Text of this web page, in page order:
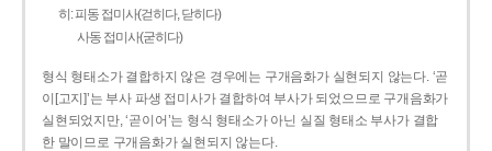
히: 피동 접미사(걷히다, 닫히다)
사동 접미사(굳히다)
형식 형태소가 결합하지 않은 경우에는 구개음화가 실현되지 않는다. ‘곧
이[고지]’는 부사 파생 접미사가 결합하여 부사가 되었으므로 구개음화가
실현되었지만, ‘곧이어’는 형식 형태소가 아닌 실질 형태소 부사가 결합
한 말이므로 구개음화가 실현되지 않는다.